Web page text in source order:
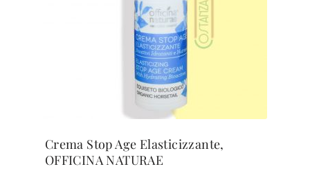
Crema Stop Age Elasticizzante,
OFFICINA NATURAE